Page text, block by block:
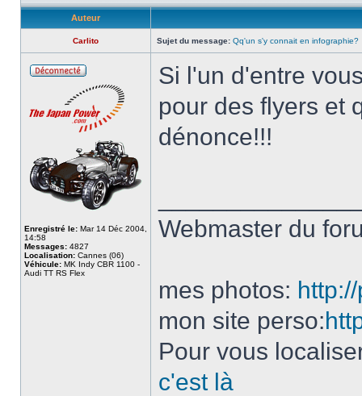
Auteur
Carlito Sujet du message: Qq'un s'y connait en infographie?
Enregistré le: Mar 14 Déc 2004,
14:58
Messages: 4827
Localisation: Cannes (06)
Véhicule: MK Indy CBR 1100 -
Audi TT RS Flex
Si l'un d'entre
pour des flyers et
dénonce!!!
Webmaster du
mes photos:
mon site perso:
Pour vous
c'est là